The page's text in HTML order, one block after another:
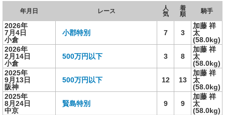
年月日 レース
人
気
着
順
騎手
2026年
7月4日
小倉
小郡特別 7 3
加藤 祥
太
(58.0kg)
2026年
2月14日
小倉
500万円以下 3 8
加藤 祥
太
(58.0kg)
2025年
9月13日
阪神
500万円以下 12 13
加藤 祥
太
(58.0kg)
2025年
8月24日
中京
賢島特別 9 9
加藤 祥
太
(58.0kg)